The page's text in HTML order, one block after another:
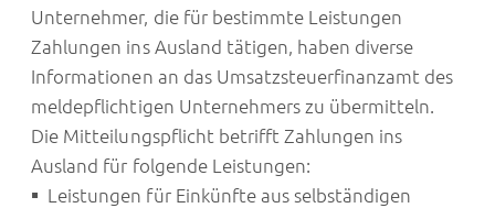
Unternehmer, die für bestimmte Leistungen
Zahlungen ins Ausland tätigen, haben diverse
Informationen an das Umsatzsteuerfinanzamt des
meldepflichtigen Unternehmers zu übermitteln.
Die Mitteilungspflicht betrifft Zahlungen ins
Ausland für folgende Leistungen:
Leistungen für Einkünfte aus selbständigen